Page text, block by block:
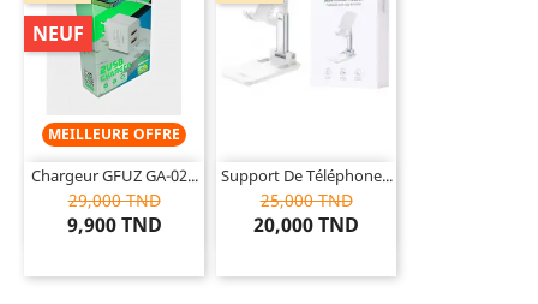
MEILLEURE OFFRE
Chargeur GFUZ GA-02...
29,000 TND
9,900 TND
NEUF
Support De Téléphone...
25,000 TND
20,000 TND